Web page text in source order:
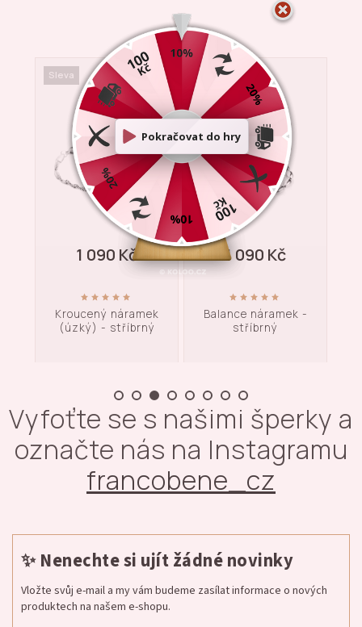
Sleva
Kroucený náramek
(úzký) - stříbrný
1 090 Kč
Sleva
Balance náramek -
stříbrný
1 090 Kč
Vyfoťte se s našimi šperky a
označte nás na Instagramu
francobene_cz
✨ Nenechte si ujít žádné novinky
Vložte svůj e-mail a my vám budeme zasílat informace o nových
produktech na našem e-shopu.